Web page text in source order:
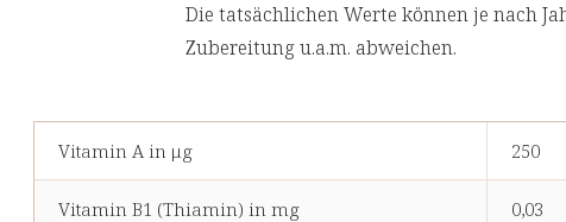
Die tatsächlichen Werte können je nach
Zubereitung u.a.m. abweichen.
Vitamin A in μg 250
Vitamin B1 (Thiamin) in mg 0,03